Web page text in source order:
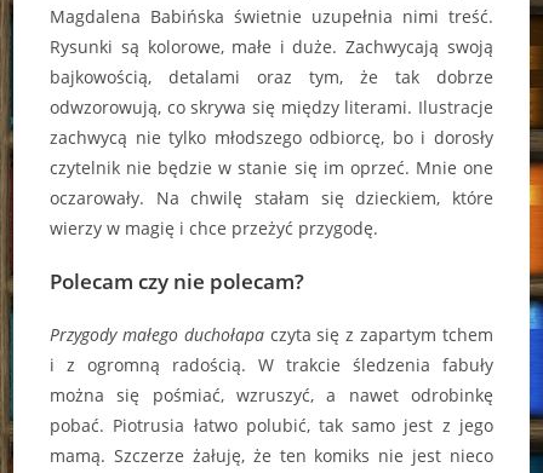
Magdalena Babińska świetnie uzupełnia nimi treść.
Rysunki są kolorowe, małe i duże. Zachwycają swoją
bajkowością, detalami oraz tym, że tak dobrze
odwzorowują, co skrywa się między literami. Ilustracje
zachwycą nie tylko młodszego odbiorcę, bo i dorosły
czytelnik nie będzie w stanie się im oprzeć. Mnie one
oczarowały. Na chwilę stałam się dzieckiem, które
wierzy w magię i chce przeżyć przygodę.
Polecam czy nie polecam?
Przygody małego duchołapaczyta się z zapartym tchem
i z ogromną radością. W trakcie śledzenia fabuły
można się pośmiać, wzruszyć, a nawet odrobinkę
pobać. Piotrusia łatwo polubić, tak samo jest z jego
mamą. Szczerze żałuję, że ten komiks nie jest nieco